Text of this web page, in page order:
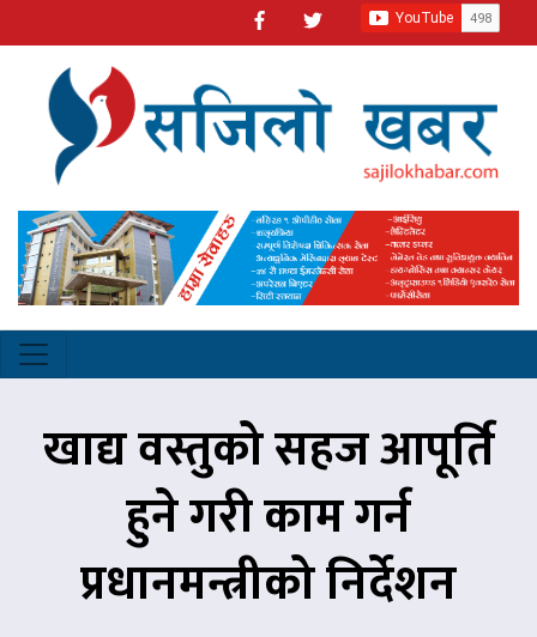
खाद्य वस्तुको सहज आपूर्ति
हुने गरी काम गर्न
प्रधानमन्त्रीको निर्देशन